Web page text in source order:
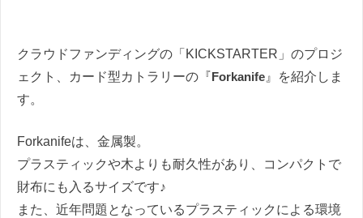
クラウドファンディングの「KICKSTARTER」のプロジ
ェクト、カード型カトラリーの『Forkanife 』を紹介しま
す。
Forkanifeは、金属製。
プラスティックや木よりも耐久性があり、コンパクトで
財布にも入るサイズです♪
また、近年問題となっているプラスティックによる環境